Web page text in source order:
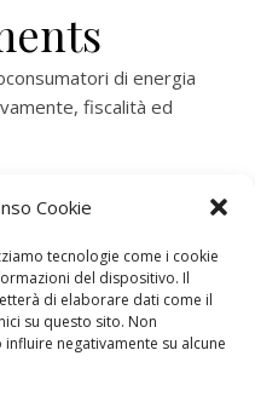
Cookie
tecnologie come i cookie
del dispositivo. Il
di elaborare dati come il
su questo sito. Non
negativamente su alcune
di energia
fiscalità ed
fiscalità ed
di energia
fiscalità ed